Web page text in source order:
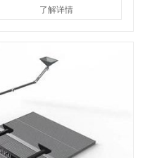
了解详情